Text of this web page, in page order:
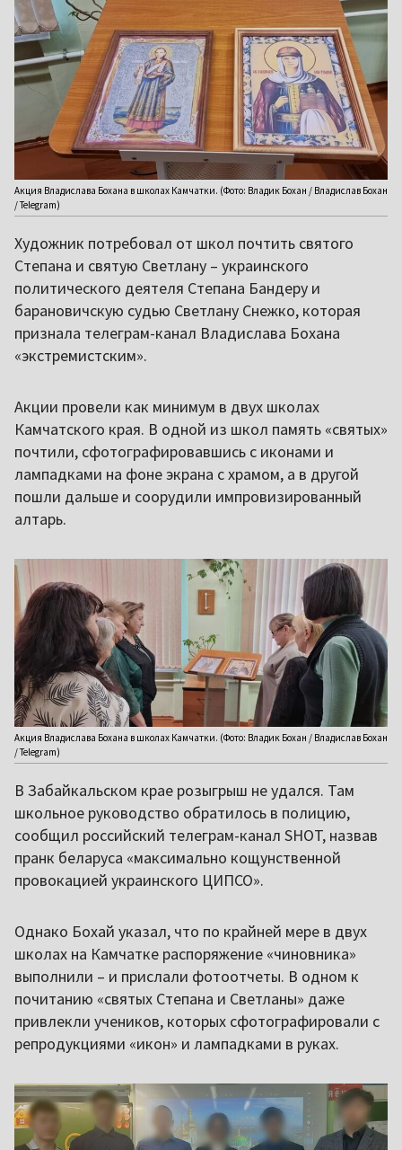
Акция Владислава Бохана в школах Камчатки. (Фото: Владик Бохан / Владислав Бохан
/ Telegram)
Художник потребовал от школ почтить святого
Степана и святую Светлану – украинского
политического деятеля Степана Бандеру и
барановичскую судью Светлану Снежко, которая
признала телеграм-канал Владислава Бохана
«экстремистским».
Акции провели как минимум в двух школах
Камчатского края. В одной из школ память «святых»
почтили, сфотографировавшись с иконами и
лампадками на фоне экрана с храмом, а в другой
пошли дальше и соорудили импровизированный
алтарь.
Акция Владислава Бохана в школах Камчатки. (Фото: Владик Бохан / Владислав Бохан
/ Telegram)
В Забайкальском крае розыгрыш не удался. Там
школьное руководство обратилось в полицию,
сообщил российский телеграм-канал SHOT, назвав
пранк беларуса «максимально кощунственной
провокацией украинского ЦИПСО».
Однако Бохай указал, что по крайней мере в двух
школах на Камчатке распоряжение «чиновника»
выполнили – и прислали фотоотчеты. В одном к
почитанию «святых Степана и Светланы» даже
привлекли учеников, которых сфотографировали с
репродукциями «икон» и лампадками в руках.